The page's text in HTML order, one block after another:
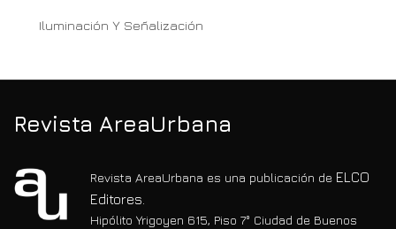
Iluminación Y Señalización
Revista AreaUrbana
Revista AreaUrbana es una publicación de ELCO
Editores.
Hipólito Yrigoyen 615, Piso 7° Ciudad de Buenos